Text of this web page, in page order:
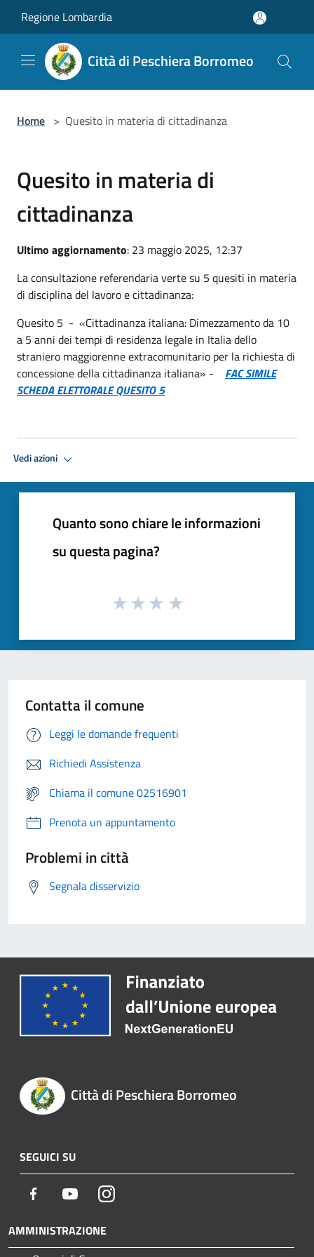
Regione Lombardia
Città di Peschiera Borromeo
Home > Quesito in materia di cittadinanza
Quesito in materia di
cittadinanza
Ultimo aggiornamento: 23 maggio 2025, 12:37
La consultazione referendaria verte su 5 quesiti in materia
di disciplina del lavoro e cittadinanza:
Quesito 5 - «Cittadinanza italiana: Dimezzamento da 10
a 5 anni dei tempi di residenza legale in Italia dello
straniero maggiorenne extracomunitario per la richiesta di
concessione della cittadinanza italiana» - FAC SIMILE
SCHEDA ELETTORALE QUESITO 5
Vedi azioni
Quanto sono chiare le informazioni
su questa pagina?
Contatta il comune
Leggi le domande frequenti
Richiedi Assistenza
Chiama il comune 02516901
Prenota un appuntamento
Problemi in città
Segnala disservizio
Città di Peschiera Borromeo
SEGUICI SU
Facebook YoutubeInstagram
AMMINISTRAZIONE